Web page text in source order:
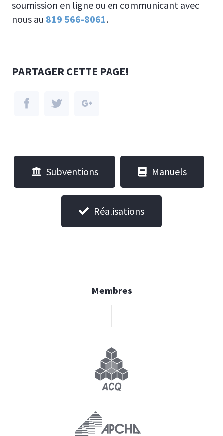
soumission en ligne ou en communicant avec
nous au 819 566-8061.
PARTAGER CETTE PAGE!
Subventions Manuels
Réalisations
Membres